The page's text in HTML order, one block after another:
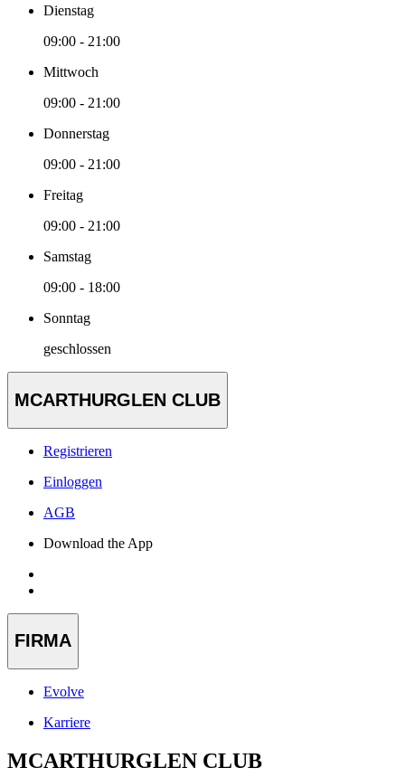
Dienstag
09:00 - 21:00
Mittwoch
09:00 - 21:00
Donnerstag
09:00 - 21:00
Freitag
09:00 - 21:00
Samstag
09:00 - 18:00
Sonntag
geschlossen
MCARTHURGLEN CLUB
Registrieren
Einloggen
AGB
Download the App
FIRMA
Evolve
Karriere
MCARTHURGLEN CLUB